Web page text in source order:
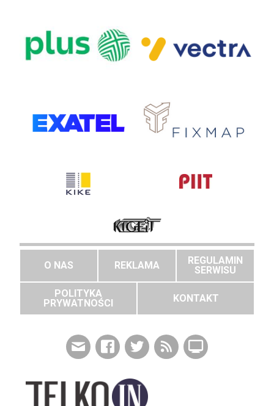
O NAS REKLAMA
REGULAMIN
SERWISU
POLITYKA
PRYWATNOŚCI
KONTAKT